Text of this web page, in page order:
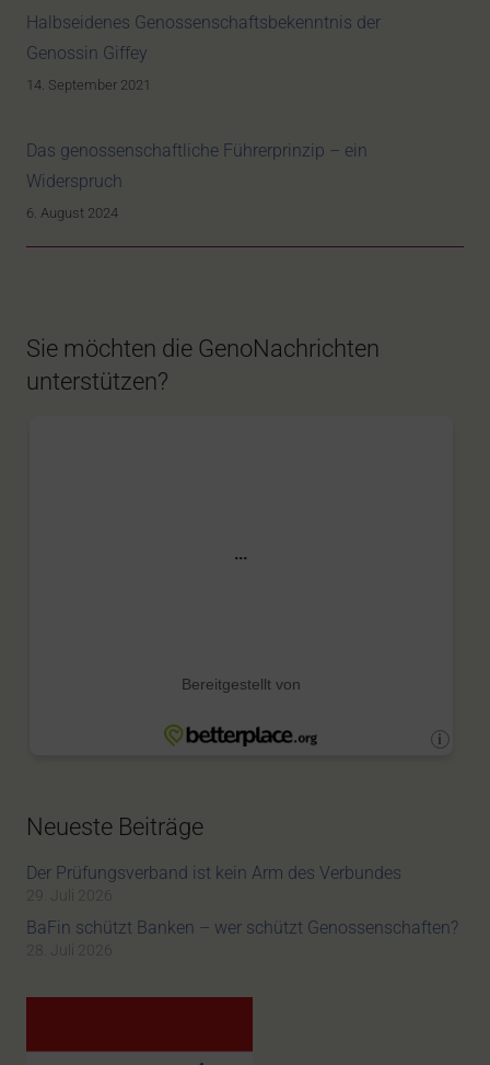
Halbseidenes Genossenschaftsbekenntnis der
Genossin Giffey
14. September 2021
Das genossenschaftliche Führerprinzip – ein
Widerspruch
6. August 2024
Sie möchten die GenoNachrichten
unterstützen?
Neueste Beiträge
Der Prüfungsverband ist kein Arm des Verbundes
29. Juli 2026
BaFin schützt Banken – wer schützt Genossenschaften?
28. Juli 2026